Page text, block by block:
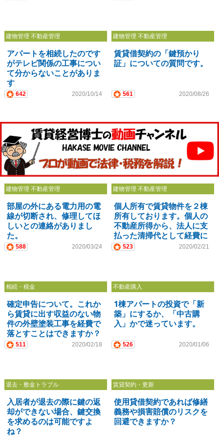
建物管理 不動産管理
アパートを相続したのです
がテレビ関係の工事につい
て分からないことがありま
す
642 2020/10/14
建物管理 不動産管理
賃貸借契約の「鍵預かり
証」についての質問です。
561 2020/08/26
建物管理 不動産管理
部屋の外にある電力用の電
線が切断され、修理してほ
しいとの連絡がありまし
た。
588 2020/03/24
建物管理 不動産管理
個人所有で賃貸物件を２棟
所有しております。個人の
不動産所得から、法人に支
払った清掃代として経費に
できますか？
523 2020/02/21
相続・税金
確定申告について。これか
ら賃貸に出す収益のない物
件の外壁塗装工事を経費で
落とすことはできますか？
511 2020/02/18
不動産購入
1棟アパートの投資で「新
築」にするか、「中古購
入」かで迷っています。
526 2020/01/06
退去・敷金トラブル
入居者が退去の際に鍵の返
却ができない場合、鍵交換
を求めるのは可能ですよ
ね？
賃貸契約・更新
使用貸借契約であれば修繕
義務や損害賠償のリスクを
回避できますか？